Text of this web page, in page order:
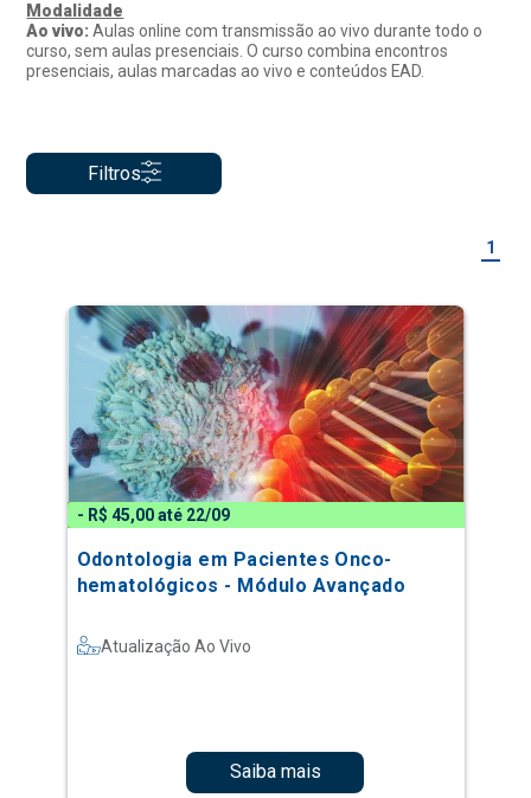
Modalidade
Ao vivo:Aulas online com transmissão ao vivo durante todo o
curso, sem aulas presenciais. O curso combina encontros
presenciais, aulas marcadas ao vivo e conteúdos EAD.
Filtros
1
- R$ 45,00 até 22/09
Odontologia em Pacientes Onco-
hematológicos - Módulo Avançado
Atualização Ao Vivo
Saiba mais